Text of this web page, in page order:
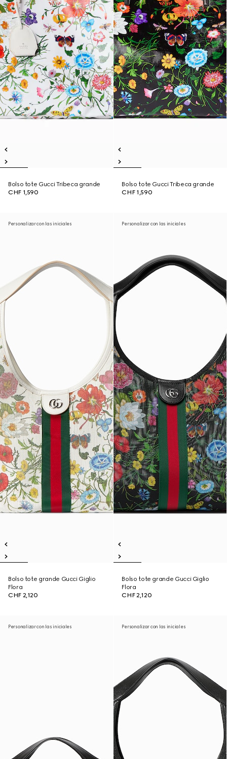
Bolso tote Gucci Tribeca grande
CHF 1,590
Bolso tote Gucci Tribeca grande
CHF 1,590
Personalizar con las iniciales
Bolso tote grande Gucci Giglio
Flora
CHF 2,120
Personalizar con las iniciales
Bolso tote grande Gucci Giglio
Flora
CHF 2,120
Personalizar con las iniciales Personalizar con las iniciales